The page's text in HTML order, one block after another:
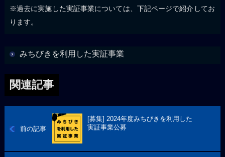
※過去に実施した実証事業については、下記ページで紹介してお
ります。
みちびきを利用した実証事業
関連記事
前の記事
[募集] 2024年度みちびきを利用した
実証事業公募